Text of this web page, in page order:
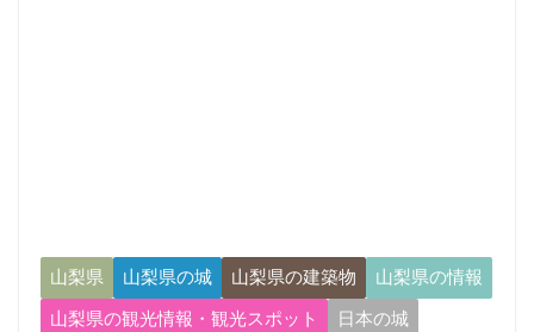
山梨県 山梨県の城 山梨県の建築物
山梨県の情報
山梨県の観光情報・観光スポット
日本の城